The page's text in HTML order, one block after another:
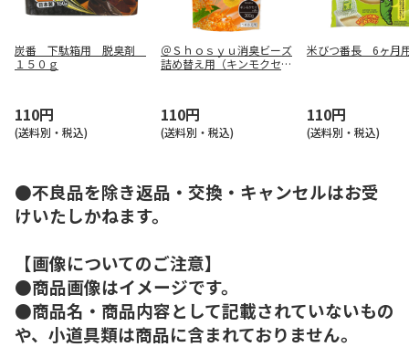
炭番 下駄箱用 脱臭剤
１５０ｇ
110円
(送料別・税込)
＠Ｓｈｏｓｙｕ消臭ビーズ
詰め替え用（キンモクセ
110円
(送料別・税込)
米びつ番長 6ヶ月
110円
(送料別・税込)
●不良品を除き返品・交換・キャンセルはお受
けいたしかねます。
【画像についてのご注意】
●商品画像はイメージです。
●商品名・商品内容として記載されていないもの
や、小道具類は商品に含まれておりません。